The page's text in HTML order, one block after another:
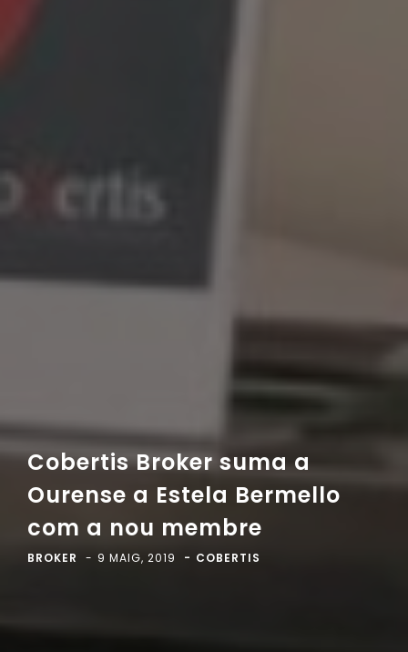
Cobertis Broker suma a
Ourense a Estela Bermello
com a nou membre
BROKER 9 MAIG, 2019 COBERTIS